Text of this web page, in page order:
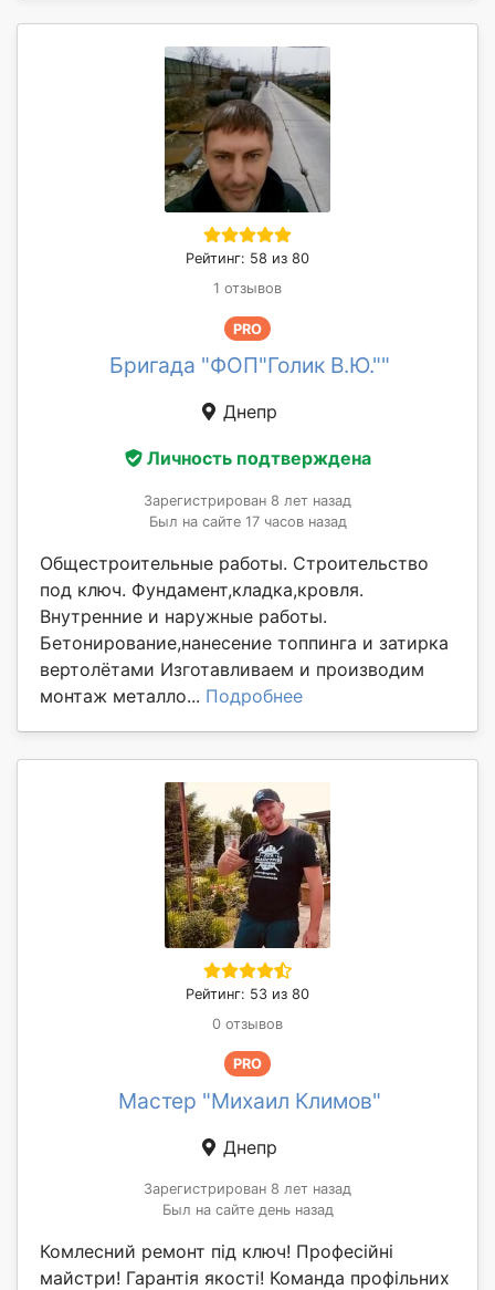
Рейтинг: 58 из 80
1 отзывов
PRO
Бригада "ФОП"Голик В.Ю.""
Днепр
Личность подтверждена
Зарегистрирован 8 лет назад
Был на сайте 17 часов назад
Общестроительные работы. Строительство
под ключ. Фундамент,кладка,кровля.
Внутренние и наружные работы.
Бетонирование,нанесение топпинга и затирка
вертолётами Изготавливаем и производим
монтаж металло... Подробнее
Рейтинг: 53 из 80
0 отзывов
PRO
Мастер "Михаил Климов"
Днепр
Зарегистрирован 8 лет назад
Был на сайте день назад
Комлесний ремонт під ключ! Професійні
майстри! Гарантія якості! Команда профільних